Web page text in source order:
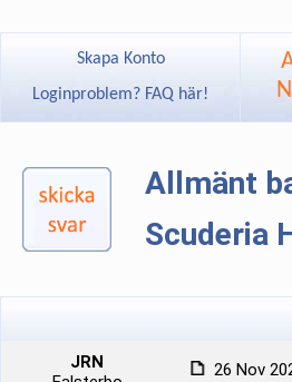
Skapa Konto
Loginproblem? FAQ här!
Allmänt
Scuderia
JRN
26 Nov